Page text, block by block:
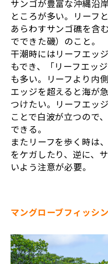
サンゴが豊富な沖縄沿
ところが多い。リーフ
あらわすサンゴ礁を含
でできた磯）のこと。
干潮時にはリーフエッ
もでき、「リーフエッ
も多い。リーフより内
エッジを超えると海が
つけたい。リーフエッ
ことで白波が立つので
できる。
またリーフを歩く時は
をケガしたり、逆に、
いよう注意が必要。
マングローブフィッシ